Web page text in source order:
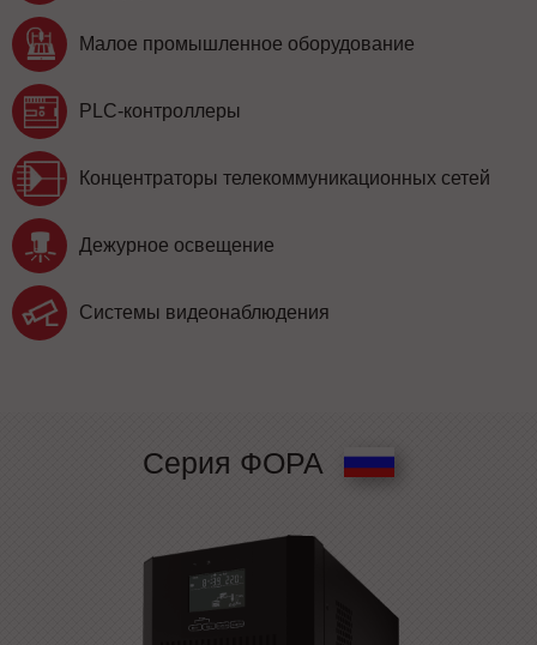
Малое промышленное оборудование
PLC-контроллеры
Концентраторы телекоммуникационных сетей
Дежурное освещение
Системы видеонаблюдения
Серия ФОРА